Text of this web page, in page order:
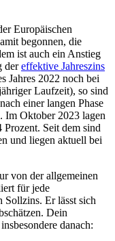
Europäischen
begonnen, die
ist auch ein Anstieg
dereffektive Jahreszins
Jahres 2022 noch bei
Laufzeit), so sind
einer langen Phase
Im Oktober 2023 lagen
Seit dem sind
und liegen aktuell bei
von der allgemeinen
für jede
Sollzins. Er lässt sich
Dein
danach: